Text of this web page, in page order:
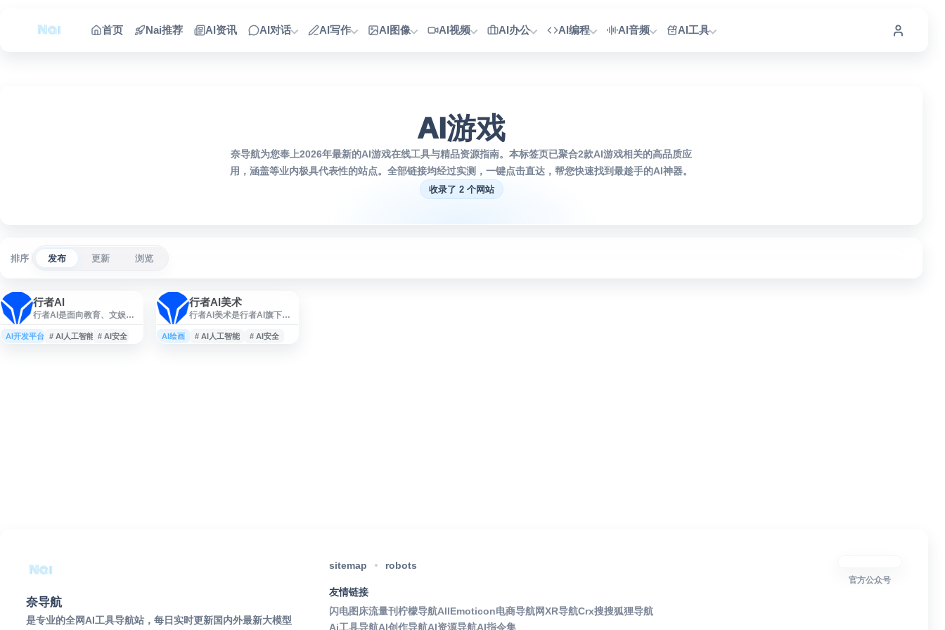
首页
Nai推荐 AI资讯 AI对话 AI写作 AI图像 AI视频 AI办公 AI编程 AI音频 AI工具
AI游戏
奈导航为您奉上2026年最新的AI游戏在线工具与精品资源指南。本标签页已聚合2款AI游戏相关的高品质应
用，涵盖等业内极具代表性的站点。全部链接均经过实测，一键点击直达，帮您快速找到最趁手的AI神器。
收录了 2 个网站
排序 发布 更新 浏览
行者AI
行者AI是面向教育、文娱等
平台，聚焦AI技术在数字化
转型中的应用。平台自主研
AI开发平台 # AI人工智能 # AI安全
行者AI美术
行者AI美术是行者AI旗下的
育、文娱及数字内容场景，
AI绘画 # AI人工智能 # AI安全
奈导航
是专业的全网AI工具导航站，每日实时更新国内外最新大模型
sitemap robots
友情链接
闪电图床流量刊柠檬导航AllEmoticon电商导航网XR导航Crx搜搜狐狸导航
Ai工具导航AI创作导航AI资源导航AI指令集
官方公众号